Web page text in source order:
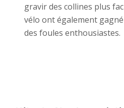
gravir des collines plus
vélo ont également
des foules enthousiastes.